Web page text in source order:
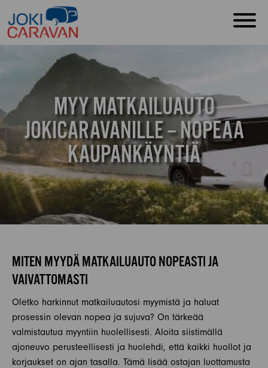
MYY MATKAILUAUTO
JOKICARAVANILLE – NOPEAA
KAUPANKÄYNTIÄ
MITEN MYYDÄ MATKAILUAUTO NOPEASTI JA
VAIVATTOMASTI
Oletko harkinnut matkailuautosi myymistä ja haluat
prosessin olevan nopea ja sujuva? On tärkeää
valmistautua myyntiin huolellisesti. Aloita siistimällä
ajoneuvo perusteellisesti ja huolehdi, että kaikki huollot ja
korjaukset on ajan tasalla. Tämä lisää ostajan luottamusta